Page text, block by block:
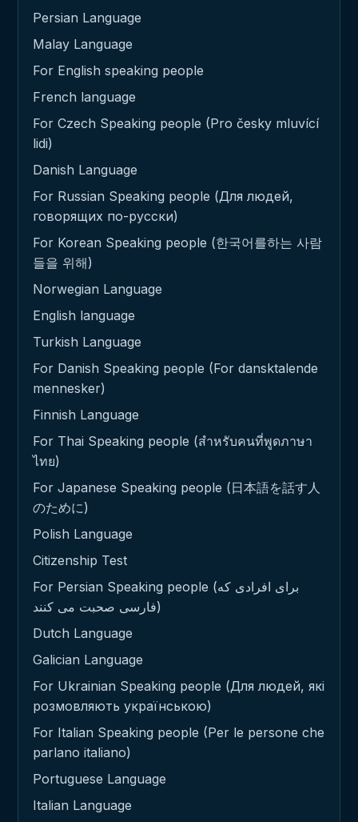
Persian Language
Malay Language
For English speaking people
French language
For Czech Speaking people (Pro česky mluvící
lidi)
Danish Language
For Russian Speaking people (Для людей,
говорящих по-русски)
For Korean Speaking people (한국어를하는 사람
들을 위해)
Norwegian Language
English language
Turkish Language
For Danish Speaking people (For dansktalende
mennesker)
Finnish Language
For Thai Speaking people (สำหรับคนที่พูดภาษา
ไทย)
For Japanese Speaking people (日本語を話す人
のために)
Polish Language
Citizenship Test
For Persian Speaking people (برای افرادی که
فارسی صحبت می کنند)
Dutch Language
Galician Language
For Ukrainian Speaking people (Для людей, які
розмовляють українською)
For Italian Speaking people (Per le persone che
parlano italiano)
Portuguese Language
Italian Language